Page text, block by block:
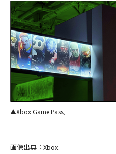
▲Xbox Game Pass。
画像出典：Xbox